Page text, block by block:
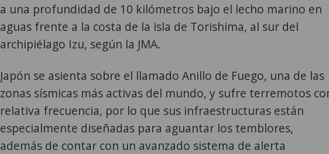
a una profundidad de 10 kilómetros bajo el lecho marino en
aguas frente a la costa de la isla de Torishima, al sur del
archipiélago Izu, según la JMA.
Japón se asienta sobre el llamado Anillo de Fuego, una de las
zonas sísmicas más activas del mundo, y sufre terremotos
relativa frecuencia, por lo que sus infraestructuras están
especialmente diseñadas para aguantar los temblores,
además de contar con un avanzado sistema de alerta